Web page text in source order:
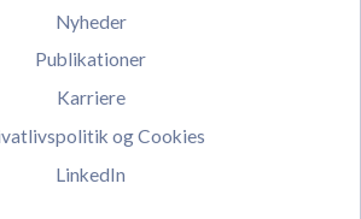
Nyheder
Publikationer
Karriere
og Cookies
LinkedIn